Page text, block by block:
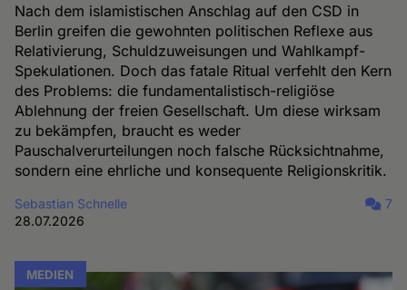
Nach dem islamistischen Anschlag auf den CSD in
Berlin greifen die gewohnten politischen Reflexe aus
Relativierung, Schuldzuweisungen und Wahlkampf-
Spekulationen. Doch das fatale Ritual verfehlt den Kern
des Problems: die fundamentalistisch-religiöse
Ablehnung der freien Gesellschaft. Um diese wirksam
zu bekämpfen, braucht es weder
Pauschalverurteilungen noch falsche Rücksichtnahme,
sondern eine ehrliche und konsequente Religionskritik.
Sebastian Schnelle
28.07.2026
7
MEDIEN